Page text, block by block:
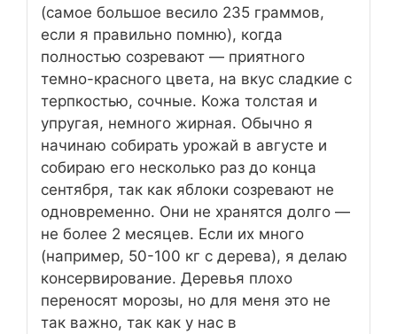
(самое большое весило 235 граммов,
если я правильно помню), когда
полностью созревают — приятного
темно-красного цвета, на вкус сладкие с
терпкостью, сочные. Кожа толстая и
упругая, немного жирная. Обычно я
начинаю собирать урожай в августе и
собираю его несколько раз до конца
сентября, так как яблоки созревают не
одновременно. Они не хранятся долго —
не более 2 месяцев. Если их много
(например, 50-100 кг с дерева), я делаю
консервирование. Деревья плохо
переносят морозы, но для меня это не
так важно, так как у нас в